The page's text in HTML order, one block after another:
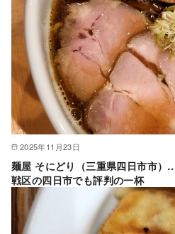
2025年11月23日
麺屋 そにどり（三重県四日市市）
戦区の四日市でも評判の一杯